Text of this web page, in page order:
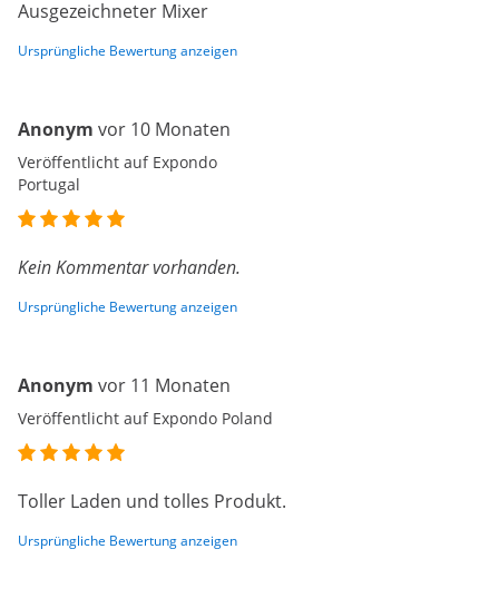
Ausgezeichneter Mixer
Ursprüngliche Bewertung anzeigen
Anonym vor 10 Monaten
Veröffentlicht auf Expondo
Portugal
Kein Kommentar vorhanden.
Ursprüngliche Bewertung anzeigen
Anonym vor 11 Monaten
Veröffentlicht auf Expondo Poland
Toller Laden und tolles Produkt.
Ursprüngliche Bewertung anzeigen